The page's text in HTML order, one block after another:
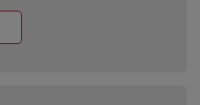
nueva